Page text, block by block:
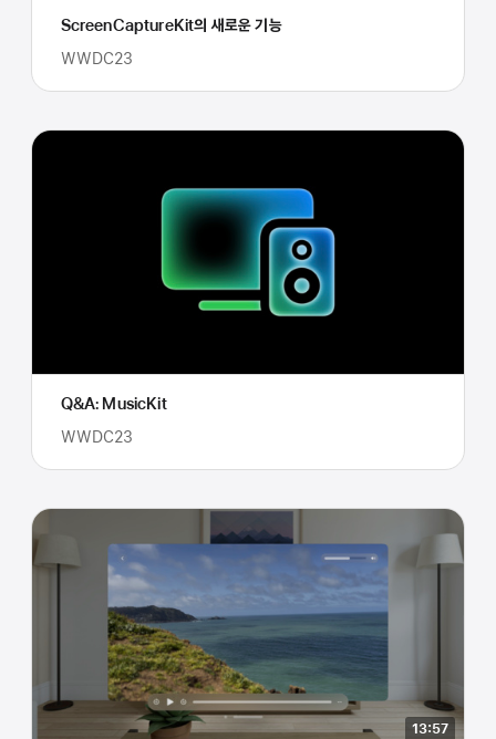
ScreenCaptureKit의 새로운 기능
WWDC23
Q&A: MusicKit
WWDC23
13:57